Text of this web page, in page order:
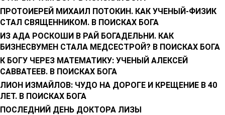
ПРОТОИЕРЕЙ МИХАИЛ ПОТОКИН. КАК УЧЕНЫЙ-ФИЗИК
СТАЛ СВЯЩЕННИКОМ. В ПОИСКАХ БОГА
ИЗ АДА РОСКОШИ В РАЙ БОГАДЕЛЬНИ. КАК
БИЗНЕСВУМЕН СТАЛА МЕДСЕСТРОЙ? В ПОИСКАХ БОГА
К БОГУ ЧЕРЕЗ МАТЕМАТИКУ: УЧЕНЫЙ АЛЕКСЕЙ
САВВАТЕЕВ. В ПОИСКАХ БОГА
ЛИОН ИЗМАЙЛОВ: ЧУДО НА ДОРОГЕ И КРЕЩЕНИЕ В 40
ЛЕТ. В ПОИСКАХ БОГА
ПОСЛЕДНИЙ ДЕНЬ ДОКТОРА ЛИЗЫ